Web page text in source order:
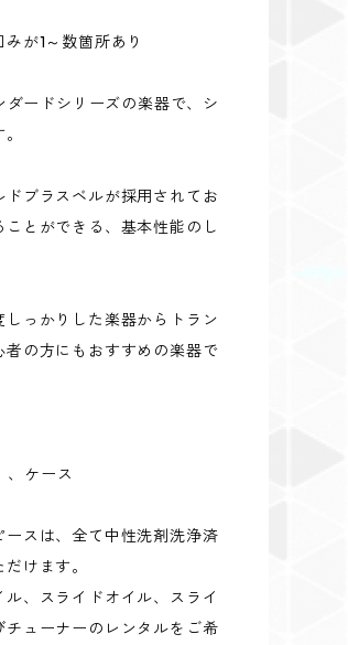
が1～数箇所あり
ードシリーズの楽器で、シ
ブラスベルが採用されてお
とができる、基本性能のし
っかりした楽器からトラン
の方にもおすすめの楽器で
、ケース
スは、全て中性洗剤洗浄済
けます。
、スライドオイル、スライ
チューナーのレンタルをご希